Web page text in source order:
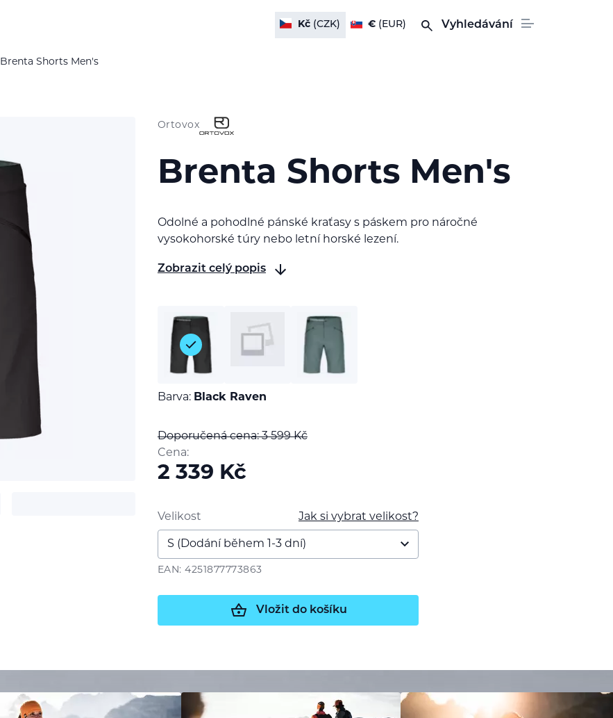
Kč(CZK) € (EUR) Vyhledávání
Brenta Shorts Men's
Ortovox
Brenta Shorts Men's
Odolné a pohodlné pánské kraťasy s páskem pro náročné
vysokohorské túry nebo letní horské lezení.
Zobrazit celý popis
Barva: Black Raven
Doporučená cena: 3 599Kč
Cena:
2 339 Kč
Jak si vybrat velikost?
Velikost
EAN: 4251877773863
Vložit do košíku